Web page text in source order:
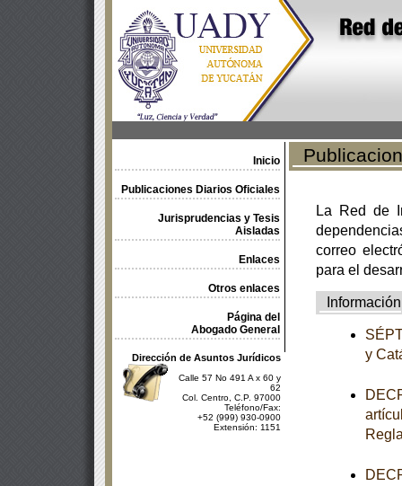
Inicio
Publicaciones Diarios Oficiales
Jurisprudencias y Tesis
Aisladas
Enlaces
Otros enlaces
Página del
Abogado General
Dirección de Asuntos Jurídicos
Calle 57 No 491 A x 60 y
62
Col. Centro, C.P. 97000
Teléfono/Fax:
+52 (999) 930-0900
Extensión: 1151
La Red de
correo
para el
Información
y